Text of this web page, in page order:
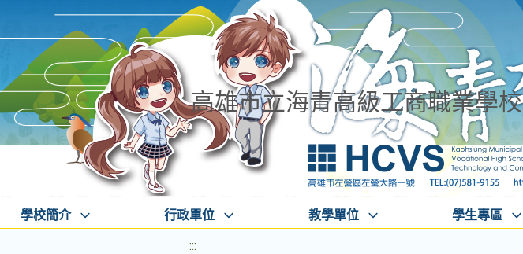
高雄市立海青高級工商職業學校
學校簡介 行政單位 教學單位 學生專區
:::